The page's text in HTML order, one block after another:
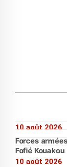
10 août 2026
Forces
Fofié Kouakou
10 août 2026